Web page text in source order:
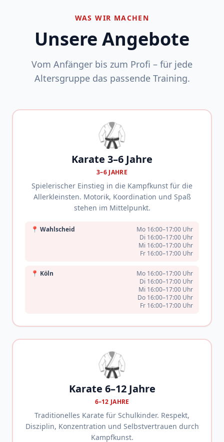
WAS WIR MACHEN
Unsere Angebote
Vom Anfänger bis zum Profi – für jede
Altersgruppe das passende Training.
🥋
Karate 3–6 Jahre
3–6 JAHRE
Spielerischer Einstieg in die Kampfkunst für die
Allerkleinsten. Motorik, Koordination und Spaß
stehen im Mittelpunkt.
📍 Wahlscheid
Mo 16:00–17:00 Uhr
Di 16:00–17:00 Uhr
Mi 16:00–17:00 Uhr
Fr 16:00–17:00 Uhr
📍 Köln
Mo 16:00–17:00 Uhr
Di 16:00–17:00 Uhr
Mi 16:00–17:00 Uhr
Do 16:00–17:00 Uhr
Fr 16:00–17:00 Uhr
🥋
Karate 6–12 Jahre
6–12 JAHRE
Traditionelles Karate für Schulkinder. Respekt,
Disziplin, Konzentration und Selbstvertrauen durch
Kampfkunst.